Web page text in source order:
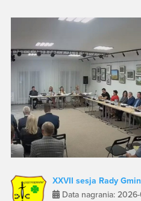
XXVII sesja Rady
Data nagrania: